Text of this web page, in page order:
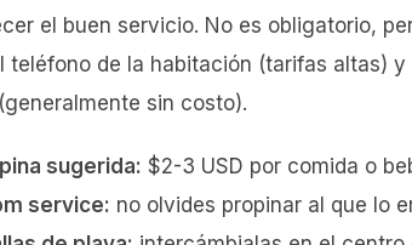
el buen servicio. No es obligatorio,
teléfono de la habitación (tarifas altas)
sin costo).
sugerida: $2-3 USD por comida o
service: no olvides propinar al que lo